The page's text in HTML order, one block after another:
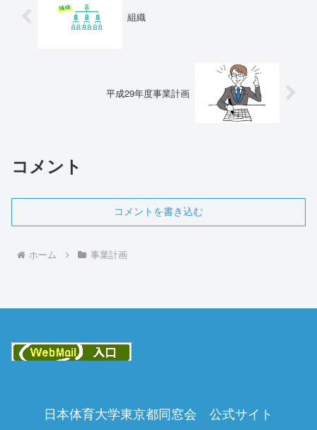
組織
平成29年度事業計画
コメント
コメントを書き込む
ホーム 事業計画
日本体育大学東京都同窓会 公式サイト